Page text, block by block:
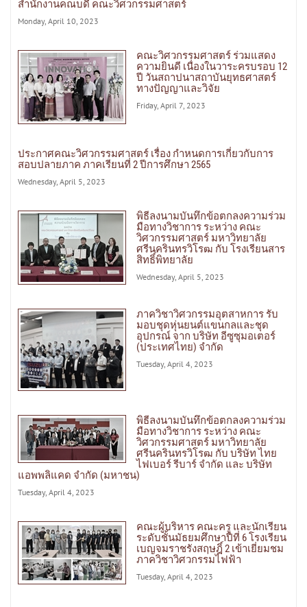
สำนักงานคณบดี คณะวิศวกรรมศาสตร์
Monday, April 10, 2023
คณะวิศวกรรมศาสตร์ ร่วมแสดง
ความยินดี เนื่องในวาระครบรอบ 12
ปี วันสถาปนาสถาบันยุทธศาสตร์
ทางปัญญาและวิจัย
Friday, April 7, 2023
ประกาศคณะวิศวกรรมศาสตร์ เรื่อง กำหนดการเกี่ยวกับการ
สอบปลายภาค ภาคเรียนที่ 2 ปีการศึกษา 2565
Wednesday, April 5, 2023
พิธีลงนามบันทึกข้อตกลงความร่วม
มือทางวิชาการ ระหว่าง คณะ
วิศวกรรมศาสตร์ มหาวิทยาลัย
ศรีนครินทรวิโรฒ กับ โรงเรียนสาร
สิทธิ์พิทยาลัย
Wednesday, April 5, 2023
ภาควิชาวิศวกรรมอุตสาหการ รับ
มอบชุดหุ่นยนต์แขนกลและชุด
อุปกรณ์ จาก บริษัท อีซูซุมอเตอร์
(ประเทศไทย) จำกัด
Tuesday, April 4, 2023
พิธีลงนามบันทึกข้อตกลงความร่วม
มือทางวิชาการ ระหว่าง คณะ
วิศวกรรมศาสตร์ มหาวิทยาลัย
ศรีนครินทรวิโรฒ กับ บริษัท ไทย
ไฟเบอร์ รีบาร์ จำกัด และ บริษัท
แอพพลิแคด จำกัด (มหาชน)
Tuesday, April 4, 2023
คณะผู้บริหาร คณะครู และนักเรียน
ระดับชั้นมัธยมศึกษาปีที่ 6 โรงเรียน
เบญจมราชรังสฤษฎิ์ 2 เข้าเยี่ยมชม
ภาควิชาวิศวกรรมไฟฟ้า
Tuesday, April 4, 2023